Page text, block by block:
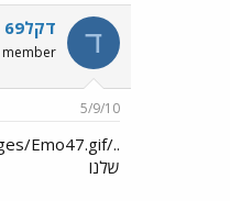
ד דקל69
member
5/9/10
שלנו